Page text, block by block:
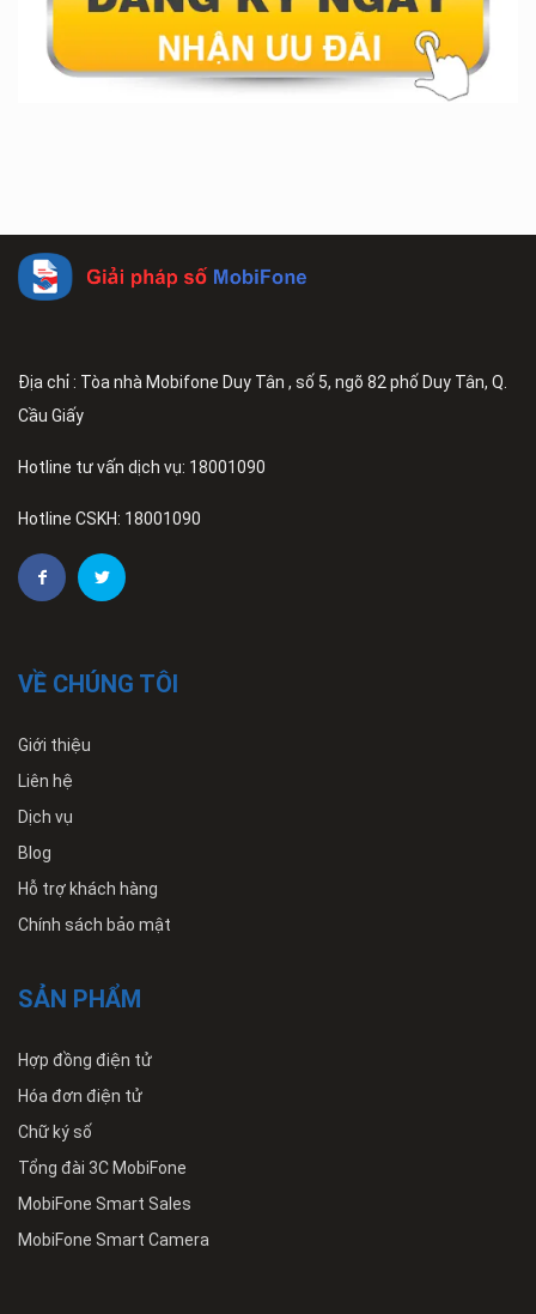
Địa chỉ : Tòa nhà Mobifone Duy Tân , số 5, ngõ 82 phố Duy Tân, Q.
Cầu Giấy
Hotline tư vấn dịch vụ: 18001090
Hotline CSKH: 18001090
VỀ CHÚNG TÔI
Giới thiệu
Liên hệ
Dịch vụ
Blog
Hỗ trợ khách hàng
Chính sách bảo mật
SẢN PHẨM
Hợp đồng điện tử
Hóa đơn điện tử
Chữ ký số
Tổng đài 3C MobiFone
MobiFone Smart Sales
MobiFone Smart Camera